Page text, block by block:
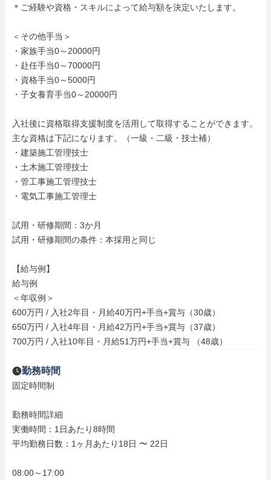
＊ご経験や資格・スキルによって給与額を決定いたします。
＜その他手当＞
・家族手当0～20000円
・赴任手当0～70000円
・資格手当0～5000円
・子女養育手当0～20000円
入社後に資格取得支援制度を活用して取得することができます。
主な資格は下記になります。（一級・二級・技士補）
・建築施工管理技士
・土木施工管理技士
・管工事施工管理技士
・電気工事施工管理士
試用・研修期間：3か月
試用・研修期間の条件：本採用と同じ
【給与例】
給与例
＜年収例＞
600万円 / 入社2年目・月給40万円+手当+賞与（30歳）
650万円 / 入社4年目・月給42万円+手当+賞与（37歳）
700万円 / 入社10年目・月給51万円+手当+賞与 （48歳）
勤務時間
固定時間制
勤務時間詳細
実働時間：1日あたり8時間
平均勤務日数：1ヶ月あたり18日 〜 22日
08:00～17:00